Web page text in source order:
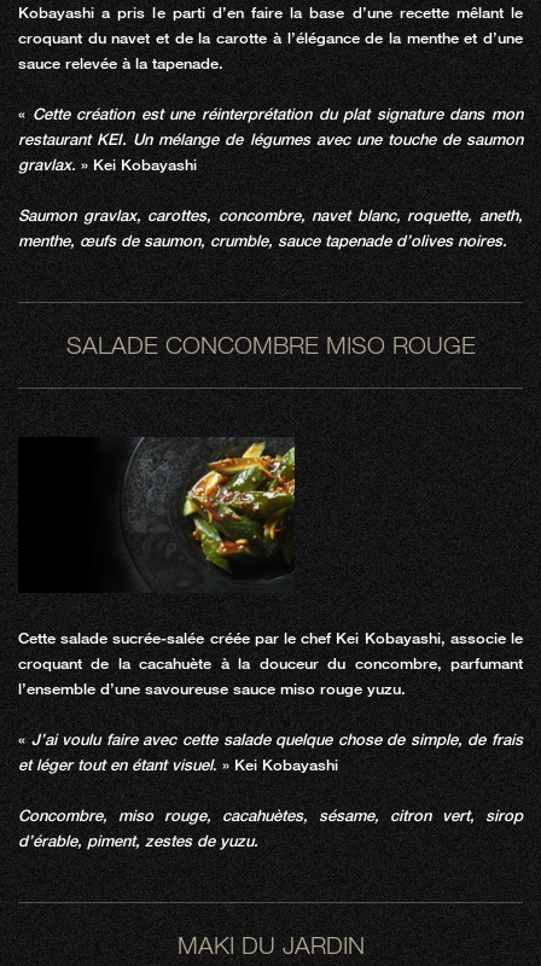
Kobayashi a pris le parti d’en faire la base d’une recette mêlant le
croquant du navet et de la carotte à l’élégance de la menthe et d’une
sauce relevée à la tapenade.
«Cette création est une réinterprétation du plat signature dans mon
restaurant KEI. Un mélange de légumes avec une touche de saumon
gravlax.» Kei Kobayashi
Saumon gravlax, carottes, concombre, navet blanc, roquette, aneth,
menthe, œufs de saumon, crumble, sauce tapenade d’olives noires.
SALADE CONCOMBRE MISO ROUGE
Cette salade sucrée-salée créée par le chef Kei Kobayashi, associe le
croquant de la cacahuète à la douceur du concombre, parfumant
l’ensemble d’une savoureuse sauce miso rouge yuzu.
«J’ai voulu faire avec cette salade quelque chose de simple, de frais
et léger tout en étant visuel. » Kei Kobayashi
Concombre, miso rouge, cacahuètes, sésame, citron vert, sirop
d’érable, piment, zestes de yuzu.
MAKI DU JARDIN